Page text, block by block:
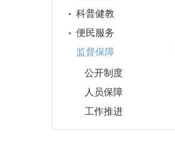
科普健教
便民服务
监督保障
公开制度
人员保障
工作推进